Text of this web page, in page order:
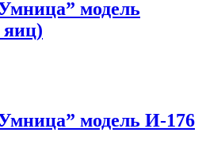
модель
модель И-176